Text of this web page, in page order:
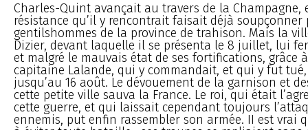
Charles-Quint avançait au travers de la Champagne,
résistance qu’il y rencontrait faisait déjà soupçonner
gentilshommes de la province de trahison. Mais la
Dizier, devant laquelle il se présenta le 8 juillet, lui
et malgré le mauvais état de ses fortifications, grâce
capitaine Lalande, qui y commandait, et qui y fut tué,
jusqu’au 16 août. Le dévouement de la garnison et
cette petite ville sauva la France. Le roi, qui était
cette guerre, et qui laissait cependant toujours
ennemis, put enfin rassembler son armée. II est vrai